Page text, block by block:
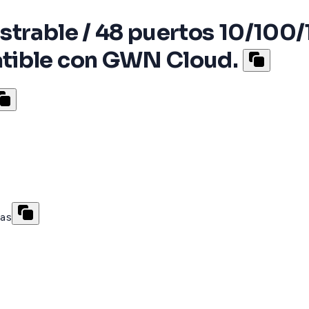
/ 48 puertos 10/
con GWN Cloud.